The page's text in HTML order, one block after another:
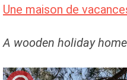
Une maison de
A wooden holiday